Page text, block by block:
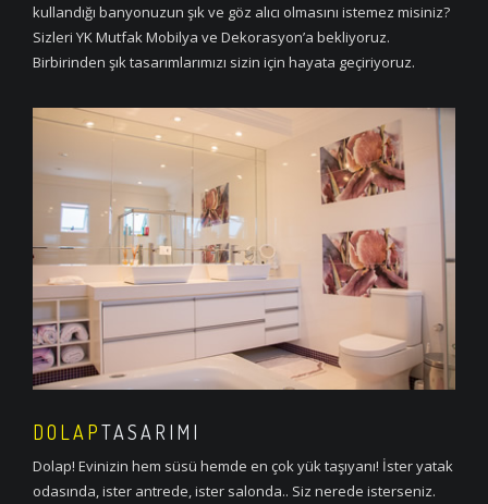
kullandığı banyonuzun şık ve göz alıcı olmasını istemez misiniz?
Sizleri YK Mutfak Mobilya ve Dekorasyon’a bekliyoruz.
Birbirinden şık tasarımlarımızı sizin için hayata geçiriyoruz.
DOLAPTASARIMI
Dolap! Evinizin hem süsü hemde en çok yük taşıyanı! İster yatak
odasında, ister antrede, ister salonda.. Siz nerede isterseniz.